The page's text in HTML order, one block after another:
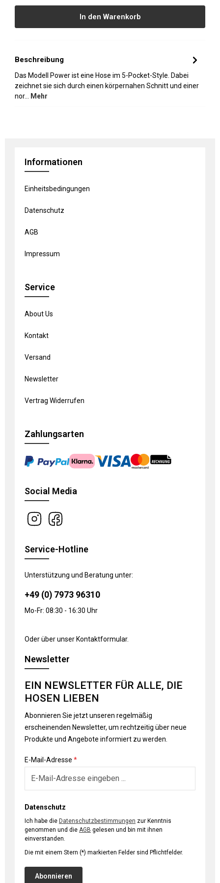
In den Warenkorb
Beschreibung
Das Modell Power ist eine Hose im 5-Pocket-Style. Dabei
zeichnet sie sich durch einen körpernahen Schnitt und einer
nor…
Mehr
Informationen
Einheitsbedingungen
Datenschutz
AGB
Impressum
Service
About Us
Kontakt
Versand
Newsletter
Vertrag Widerrufen
Zahlungsarten
Social Media
Service-Hotline
Unterstützung und Beratung unter:
+49 (0) 7973 96310
Mo-Fr: 08:30 - 16:30 Uhr
Oder über unser Kontaktformular.
Newsletter
EIN NEWSLETTER FÜR ALLE, DIE
HOSEN LIEBEN
Abonnieren Sie jetzt unseren regelmäßig
erscheinenden Newsletter, um rechtzeitig über neue
Produkte und Angebote informiert zu werden.
E-Mail-Adresse *
Datenschutz
Ich habe die Datenschutzbestimmungen
genommen und die AGB
einverstanden.
Die mit einem Stern (*) markierten Felder sind Pflichtfelder.
Abonnieren